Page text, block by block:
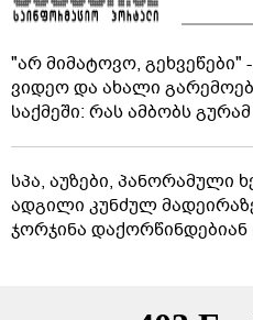
"არ მიმატოვო,
ვიდეო და ახალი
საქმეში: რას ამბობს
სპა, აუზები, პანორამული
ადგილი კუნძულ
ჯორჯინა